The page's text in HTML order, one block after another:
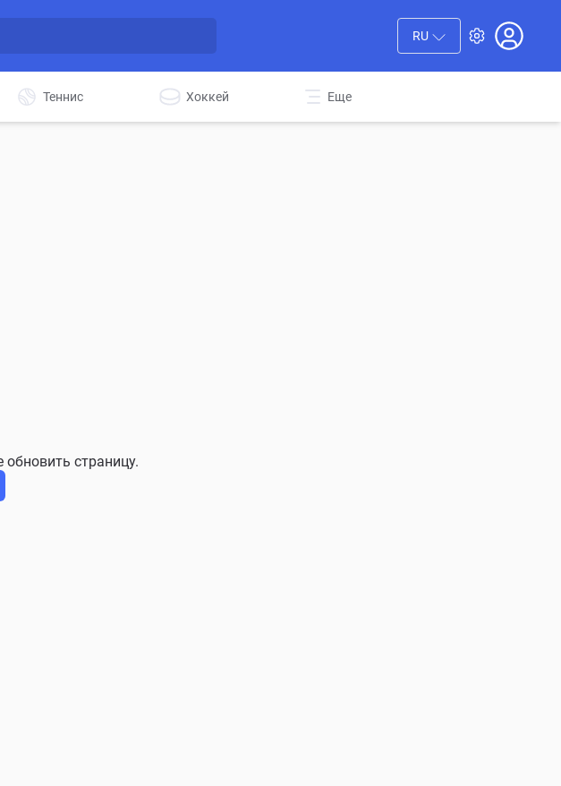
RU
Теннис Хоккей Еще
страницу.